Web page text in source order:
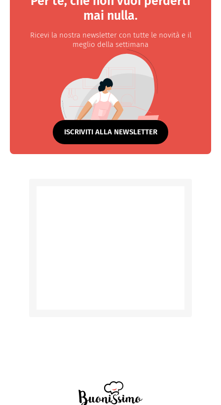
mai nulla.
Ricevi la nostra newsletter con tutte le novità e il
meglio della settimana
ISCRIVITI ALLA NEWSLETTER